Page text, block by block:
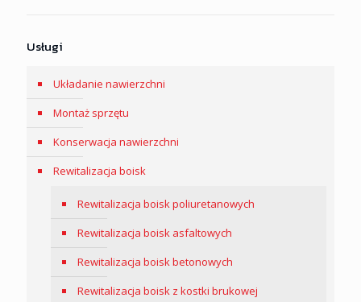
Usługi
Układanie nawierzchni
Montaż sprzętu
Konserwacja nawierzchni
Rewitalizacja boisk
Rewitalizacja boisk poliuretanowych
Rewitalizacja boisk asfaltowych
Rewitalizacja boisk betonowych
Rewitalizacja boisk z kostki brukowej